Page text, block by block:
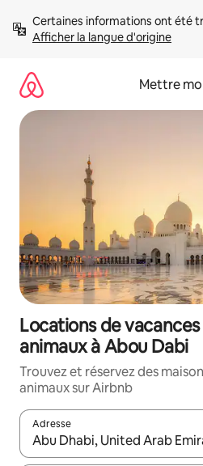
directement
Afficher la langue d'origine
Mettre
Locations de
animaux à Abou Dabi
Trouvez et réservez des
animaux sur Airbnb
Adresse
Lorsque les résultats